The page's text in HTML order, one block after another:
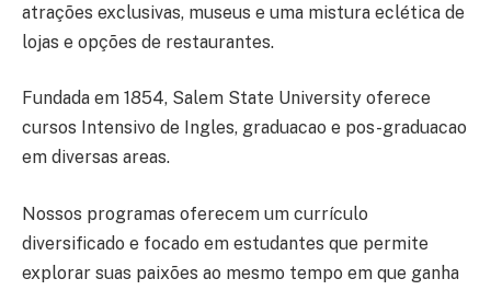
atrações exclusivas, museus e uma mistura eclética de
lojas e opções de restaurantes.
Fundada em 1854, Salem State University oferece
cursos Intensivo de Ingles, graduacao e pos-graduacao
em diversas areas.
Nossos programas oferecem um currículo
diversificado e focado em estudantes que permite
explorar suas paixões ao mesmo tempo em que ganha